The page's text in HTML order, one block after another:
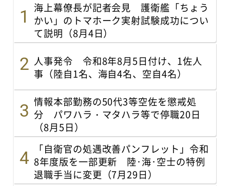
海上幕僚長が記者会見 護衛艦「ちょう
かい」のトマホーク実射試験成功につい
て説明（8月4日）
人事発令 令和8年8月5日付け、1佐人
事（陸自1名、海自4名、空自4名）
情報本部勤務の50代3等空佐を懲戒処
分 パワハラ・マタハラ等で停職20日
（8月5日）
「自衛官の処遇改善パンフレット」令和
8年度版を一部更新 陸･海･空士の特例
退職手当に変更（7月29日）